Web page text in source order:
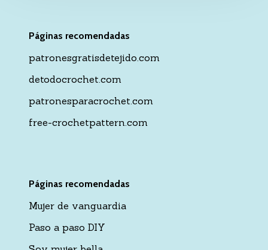
Páginas recomendadas
patronesgratisdetejido.com
detodocrochet.com
patronesparacrochet.com
free-crochetpattern.com
Páginas recomendadas
Mujer de vanguardia
Paso a paso DIY